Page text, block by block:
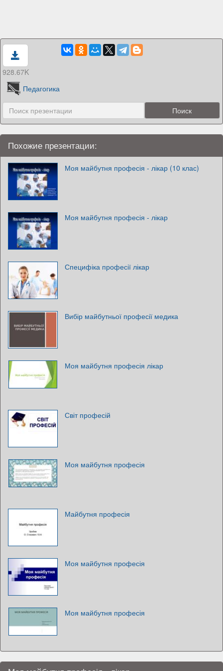
928.67K
Педагогика
Похожие презентации:
Моя майбутня професія - лікар (10 клас)
Моя майбутня професія - лікар
Специфіка професії лікар
Вибір майбутньої професії медика
Моя майбутня професія лікар
Світ професій
Моя майбутня професія
Майбутня професія
Моя майбутня професія
Моя майбутня професія